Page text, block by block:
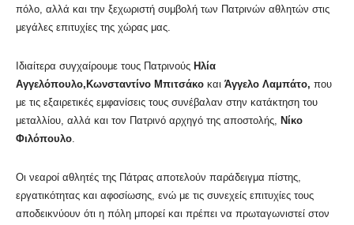
πόλο, αλλά και την ξεχωριστή συμβολή των Πατρινών αθλητών στις
μεγάλες επιτυχίες της χώρας μας.
Ιδιαίτερα συγχαίρουμε τους Πατρινούς Ηλία
Αγγελόπουλο,Κωνσταντίνο Μπιτσάκο και Άγγελο Λαμπάτο, που
με τις εξαιρετικές εμφανίσεις τους συνέβαλαν στην κατάκτηση του
μεταλλίου, αλλά και τον Πατρινό αρχηγό της αποστολής, Νίκο
Φιλόπουλο.
Οι νεαροί αθλητές της Πάτρας αποτελούν παράδειγμα πίστης,
εργατικότητας και αφοσίωσης, ενώ με τις συνεχείς επιτυχίες τους
αποδεικνύουν ότι η πόλη μπορεί και πρέπει να πρωταγωνιστεί στον